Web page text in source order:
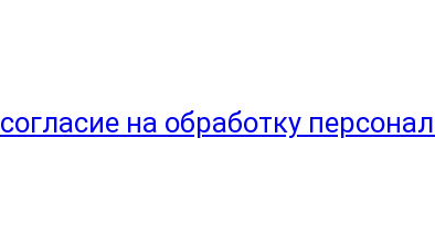
согласие на обработку